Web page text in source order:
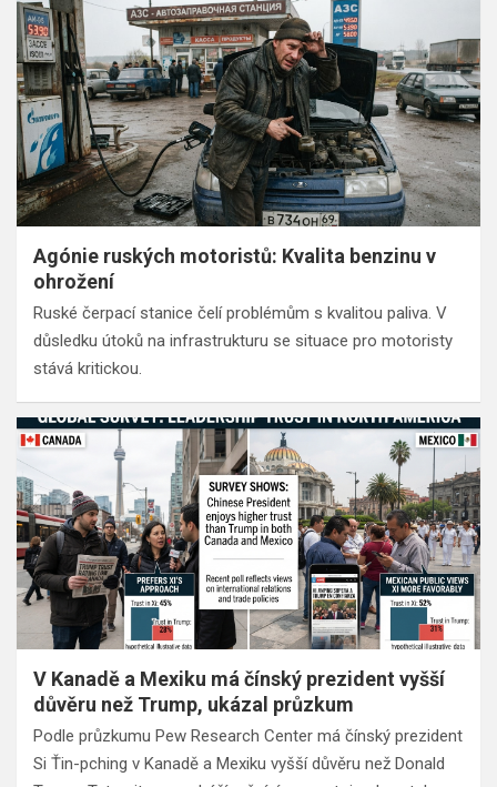
Agónie ruských motoristů: Kvalita benzinu v
ohrožení
Ruské čerpací stanice čelí problémům s kvalitou paliva. V
důsledku útoků na infrastrukturu se situace pro motoristy
stává kritickou.
V Kanadě a Mexiku má čínský prezident vyšší
důvěru než Trump, ukázal průzkum
Podle průzkumu Pew Research Center má čínský prezident
Si Ťin-pching v Kanadě a Mexiku vyšší důvěru než Donald